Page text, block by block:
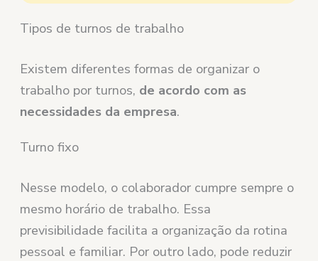
Tipos de turnos de trabalho
Existem diferentes formas de organizar o
trabalho por turnos, de acordo com as
necessidades da empresa.
Turno fixo
Nesse modelo, o colaborador cumpre sempre o
mesmo horário de trabalho. Essa
previsibilidade facilita a organização da rotina
pessoal e familiar. Por outro lado, pode reduzir